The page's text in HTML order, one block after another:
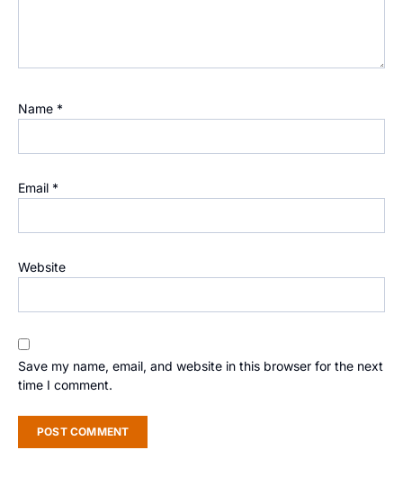
Name *
Email *
Website
Save my name, email, and website in this browser for the next
time I comment.